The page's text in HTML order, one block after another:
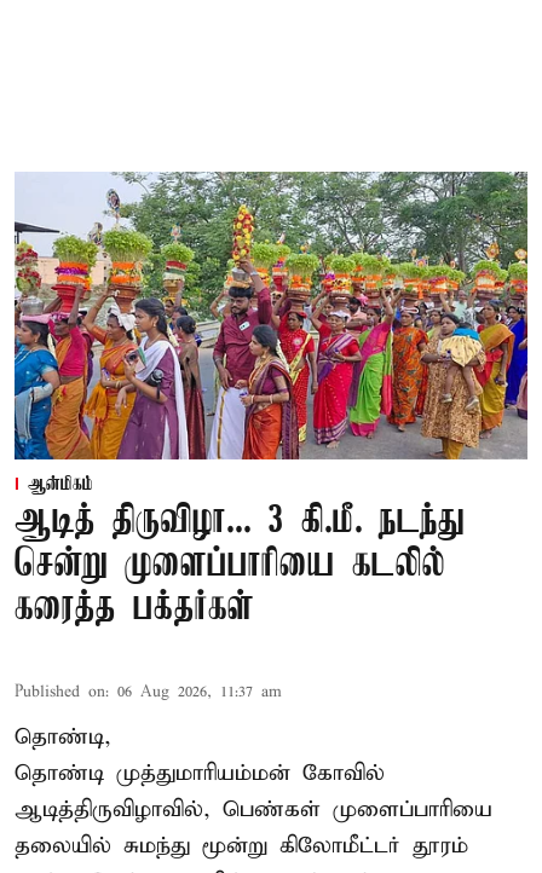
ஆன்மிகம்
ஆடித் திருவிழா... 3 கி.மீ. நடந்து
சென்று முளைப்பாரியை கடலில்
கரைத்த பக்தர்கள்
Published on: 06 Aug 2026, 11:37 am
தொண்டி,
தொண்டி முத்துமாரியம்மன் கோவில்
ஆடித்திருவிழாவில், பெண்கள் முளைப்பாரியை
தலையில் சுமந்து மூன்று கிலோமீட்டர் தூரம்